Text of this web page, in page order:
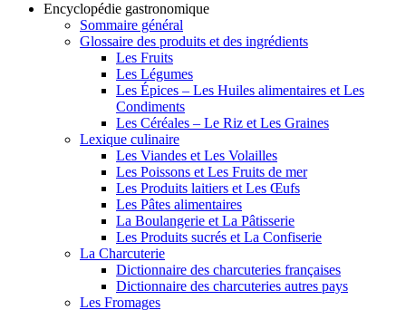
Encyclopédie gastronomique
Sommaire général
Glossaire des produits et des ingrédients
Les Fruits
Les Légumes
Les Épices – Les Huiles alimentaires et Les
Condiments
Les Céréales – Le Riz et Les Graines
Lexique culinaire
Les Viandes et Les Volailles
Les Poissons et Les Fruits de mer
Les Produits laitiers et Les Œufs
Les Pâtes alimentaires
La Boulangerie et La Pâtisserie
Les Produits sucrés et La Confiserie
La Charcuterie
Dictionnaire des charcuteries françaises
Dictionnaire des charcuteries autres pays
Les Fromages